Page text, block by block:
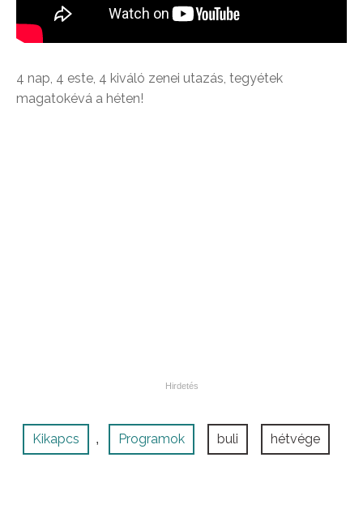
4 nap, 4 este, 4 kiváló zenei utazás, tegyétek
magatokévá a héten!
Kikapcs , Programok buli hétvége